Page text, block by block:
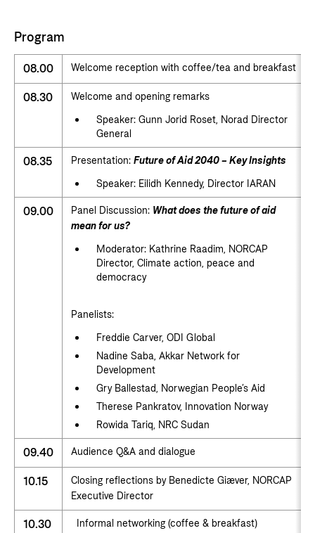
Program
08.00 Welcome reception with coffee/tea and breakfast
08.30
Welcome and opening remarks
Speaker: Gunn Jorid Roset, Norad Director
General
08.35 Presentation: Future of Aid 2040 – Key Insights
Speaker: Eilidh Kennedy, Director IARAN
09.00 Panel Discussion: What does the future of aid
mean for us?
Moderator: Kathrine Raadim, NORCAP
Director, Climate action, peace and
democracy
Panelists:
Freddie Carver, ODI Global
Nadine Saba, Akkar Network for
Development
Gry Ballestad, Norwegian People’s Aid
Therese Pankratov, Innovation Norway
Rowida Tariq, NRC Sudan
09.40 Audience Q&A and dialogue
10.15
Closing reflections by Benedicte Giæver, NORCAP
Executive Director
10.30 Informal networking (coffee & breakfast)